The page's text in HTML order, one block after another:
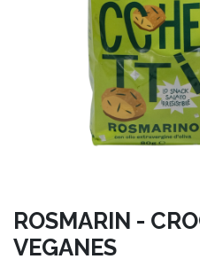
ROSMARIN -
VEGANES